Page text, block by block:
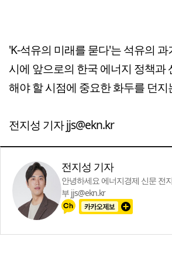
'K-석유의 미래를 묻다'는 석유의
시에 앞으로의 한국 에너지 정책과
해야 할 시점에 중요한 화두를 던지
전지성 기자 jjs@ekn.kr
전지성 기자
안녕하세요 에너지경제 신문 전
부 jjs@ekn.kr